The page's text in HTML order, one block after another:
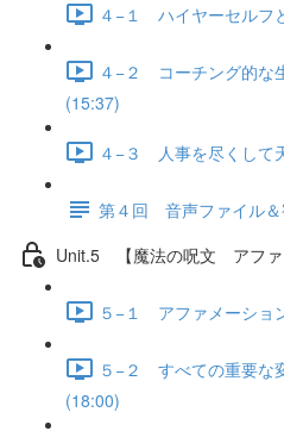
４−１ ハイヤーセルフ
４−２ コーチング的な
(15:37)
４−３ 人事を尽くして
第４回 音声ファイル＆
Unit.5 【魔法の呪文 アファ
５−１ アファメーショ
５−２ すべての重要な
(18:00)